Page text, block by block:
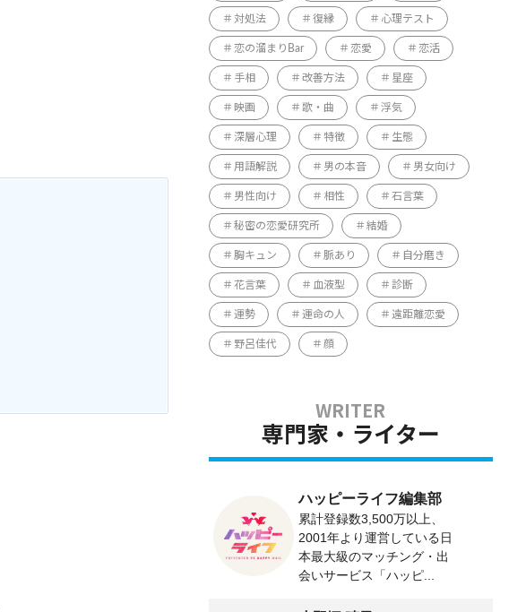
対処法 復縁 心理テスト
恋の溜まりBar 恋愛 恋活
手相 改善方法 星座
映画 歌・曲 浮気
深層心理 特徴 生態
用語解説 男の本音 男女向け
男性向け 相性 石言葉
秘密の恋愛研究所 結婚
胸キュン 脈あり 自分磨き
花言葉 血液型 診断
運勢 運命の人 遠距離恋愛
野呂佳代 顔
専門家・ライター
ハッピーライフ編集部
累計登録数3,500万以上、
2001年より運営している日
本最大級のマッチング・出
会いサービス「ハッピ...